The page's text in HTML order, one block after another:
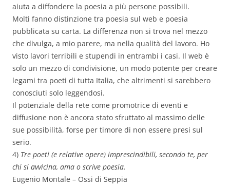
aiuta a diffondere la poesia a più persone possibili.
Molti fanno distinzione tra poesia sul web e poesia
pubblicata su carta. La differenza non si trova nel mezzo
che divulga, a mio parere, ma nella qualità del lavoro. Ho
visto lavori terribili e stupendi in entrambi i casi. Il web è
solo un mezzo di condivisione, un modo potente per creare
legami tra poeti di tutta Italia, che altrimenti si sarebbero
conosciuti solo leggendosi.
Il potenziale della rete come promotrice di eventi e
diffusione non è ancora stato sfruttato al massimo delle
sue possibilità, forse per timore di non essere presi sul
serio.
4) Tre poeti (e relative opere) imprescindibili, secondo te, per
chi si avvicina, ama o scrive poesia.
Eugenio Montale – Ossi di Seppia